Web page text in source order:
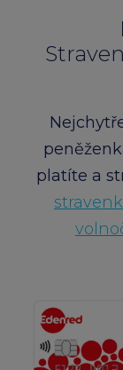
platíte a